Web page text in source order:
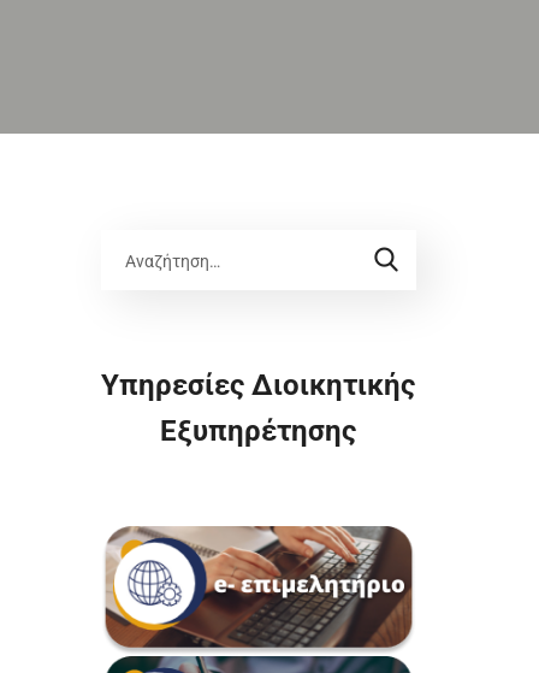
Υπηρεσίες Διοικητικής
Εξυπηρέτησης